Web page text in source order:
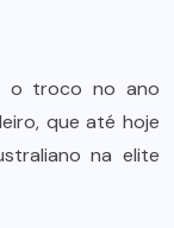
o troco no ano
que até hoje
na elite